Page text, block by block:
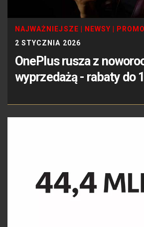
NAJWAŻNIEJSZE | NEWSY |
2 STYCZNIA 2026
OnePlus rusza z
wyprzedażą - rabaty do